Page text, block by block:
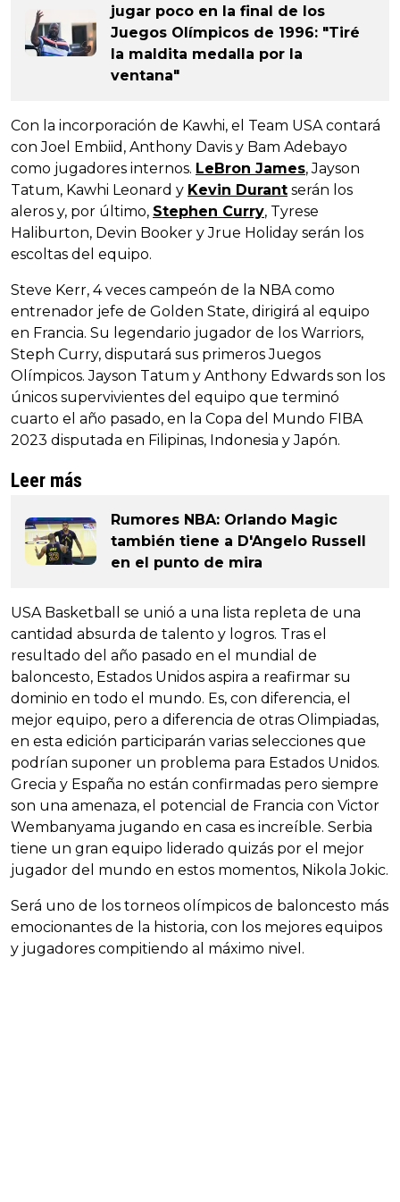
jugar poco en la final de los
Juegos Olímpicos de 1996: "Tiré
la maldita medalla por la
ventana"
Con la incorporación de Kawhi, el Team USA contará
con Joel Embiid, Anthony Davis y Bam Adebayo
como jugadores internos. LeBron James, Jayson
Tatum, Kawhi Leonard y Kevin Durant serán los
aleros y, por último, Stephen Curry, Tyrese
Haliburton, Devin Booker y Jrue Holiday serán los
escoltas del equipo.
Steve Kerr, 4 veces campeón de la NBA como
entrenador jefe de Golden State, dirigirá al equipo
en Francia. Su legendario jugador de los Warriors,
Steph Curry, disputará sus primeros Juegos
Olímpicos. Jayson Tatum y Anthony Edwards son los
únicos supervivientes del equipo que terminó
cuarto el año pasado, en la Copa del Mundo FIBA
2023 disputada en Filipinas, Indonesia y Japón.
Leer más
Rumores NBA: Orlando Magic
también tiene a D'Angelo Russell
en el punto de mira
USA Basketball se unió a una lista repleta de una
cantidad absurda de talento y logros. Tras el
resultado del año pasado en el mundial de
baloncesto, Estados Unidos aspira a reafirmar su
dominio en todo el mundo. Es, con diferencia, el
mejor equipo, pero a diferencia de otras Olimpiadas,
en esta edición participarán varias selecciones que
podrían suponer un problema para Estados Unidos.
Grecia y España no están confirmadas pero siempre
son una amenaza, el potencial de Francia con Victor
Wembanyama jugando en casa es increíble. Serbia
tiene un gran equipo liderado quizás por el mejor
jugador del mundo en estos momentos, Nikola Jokic.
Será uno de los torneos olímpicos de baloncesto más
emocionantes de la historia, con los mejores equipos
y jugadores compitiendo al máximo nivel.